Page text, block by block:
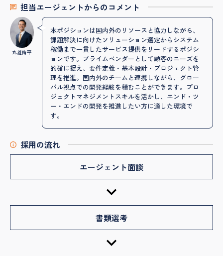
担当エージェントからのコメント
丸雄脩平
本ポジションは国内外のリソースと協力しながら、
課題解決に向けたソリューション選定からシステム
稼働まで一貫したサービス提供をリードするポジシ
ョンです。プライムベンダーとして顧客のニーズを
的確に捉え、要件定義・基本設計・プロジェクト管
理を推進。国内外のチームと連携しながら、グロー
バル視点での開発経験を積むことができます。プロ
ジェクトマネジメントスキルを活かし、エンド・ツ
ー・エンドの開発を推進したい方に適した環境で
す。
採用の流れ
エージェント面談
書類選考